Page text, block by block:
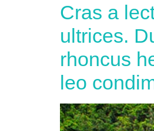
Cras a
ultrices.
rhoncus
leo